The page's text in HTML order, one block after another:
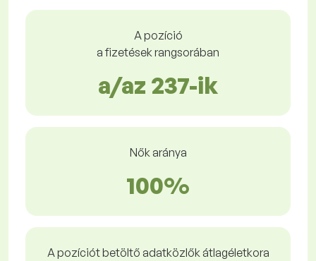
A pozíció
a fizetések rangsorában
a/az 237-ik
Nők aránya
100%
A pozíciót betöltő adatközlők átlagéletkora